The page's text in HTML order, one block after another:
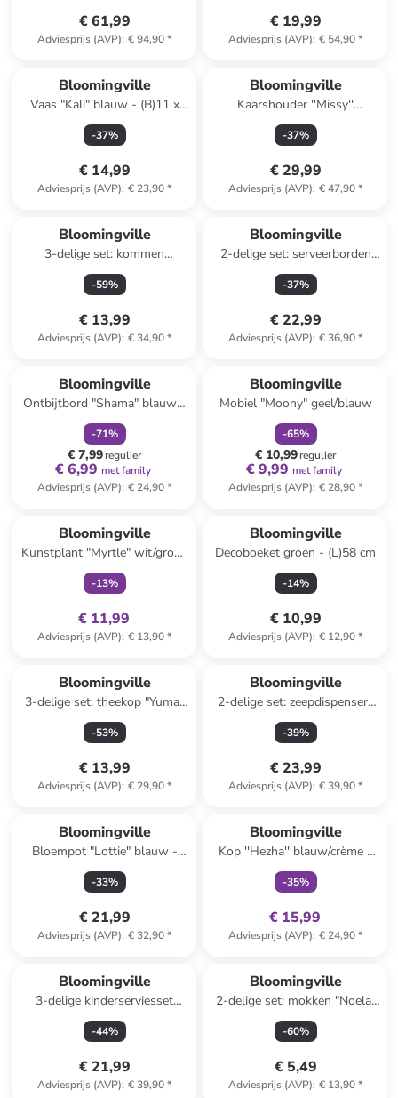
€ 61,99
Adviesprijs (AVP): € 94,90*
€ 19,99
Adviesprijs (AVP): € 54,90*
Bloomingville
Vaas "Kali" blauw - (B)11 x
(H)16 x (D)10,5 cm
-37%
€ 14,99
Adviesprijs (AVP): € 23,90*
Bloomingville
Kaarshouder ''Missy''
lichtroze/beige - (B)20 x
(H)14,5 x (D)6,5 cm
-37%
€ 29,99
Adviesprijs (AVP): € 47,90*
Bloomingville
3-delige set: kommen
"Primrose" beige - 250 ml
-59%
€ 13,99
Adviesprijs (AVP): € 34,90*
Bloomingville
2-delige set: serveerborden
"Maxima" wit/blauw/geel -
(L)15 x (B)11 cm
-37%
€ 22,99
Adviesprijs (AVP): € 36,90*
Bloomingville
Ontbijtbord "Shama" blauw -
Ø 20,5 cm
-71%
€ 7,99regulier
€ 6,99 met family
Adviesprijs (AVP): € 24,90*
Bloomingville
Mobiel "Moony" geel/blauw
-65%
€ 10,99regulier
€ 9,99 met family
Adviesprijs (AVP): € 28,90*
Bloomingville
Kunstplant "Myrtle" wit/groen
- (H)100 cm
-13%
€ 11,99
Adviesprijs (AVP): € 13,90*
Bloomingville
Decoboeket groen - (L)58 cm
-14%
€ 10,99
Adviesprijs (AVP): € 12,90*
Bloomingville
3-delige set: theekop "Yuma"
beige/wit - 250 ml
-53%
€ 13,99
Adviesprijs (AVP): € 29,90*
Bloomingville
2-delige set: zeepdispensers
"Cheran" groen/beige
-39%
€ 23,99
Adviesprijs (AVP): € 39,90*
Bloomingville
Bloempot "Lottie" blauw -
(H)16 x Ø 17 cm
-33%
€ 21,99
Adviesprijs (AVP): € 32,90*
Bloomingville
Kop ''Hezha'' blauw/crème -
260 ml
-35%
€ 15,99
Adviesprijs (AVP): € 24,90*
Bloomingville
3-delige kinderserviesset
"Jesse" wit/oranje
-44%
€ 21,99
Adviesprijs (AVP): € 39,90*
Bloomingville
2-delige set: mokken "Noela"
grijs/bruin - 350 ml
-60%
€ 5,49
Adviesprijs (AVP): € 13,90*